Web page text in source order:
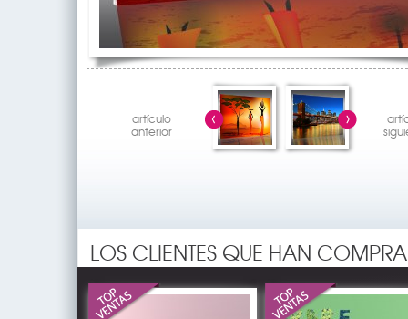
artículo
anterior
LOS CLIENTES QUE HAN